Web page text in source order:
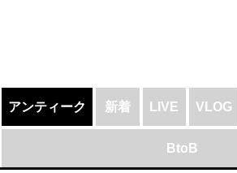
アンティーク 新着 LIVE VLOG
BtoB